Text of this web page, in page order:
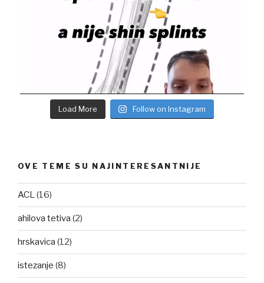
Load More Follow on Instagram
OVE TEME SU NAJINTERESANTNIJE
ACL(16)
ahilova tetiva (2)
hrskavica (12)
istezanje (8)